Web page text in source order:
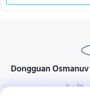
Dongguan
المحدودة